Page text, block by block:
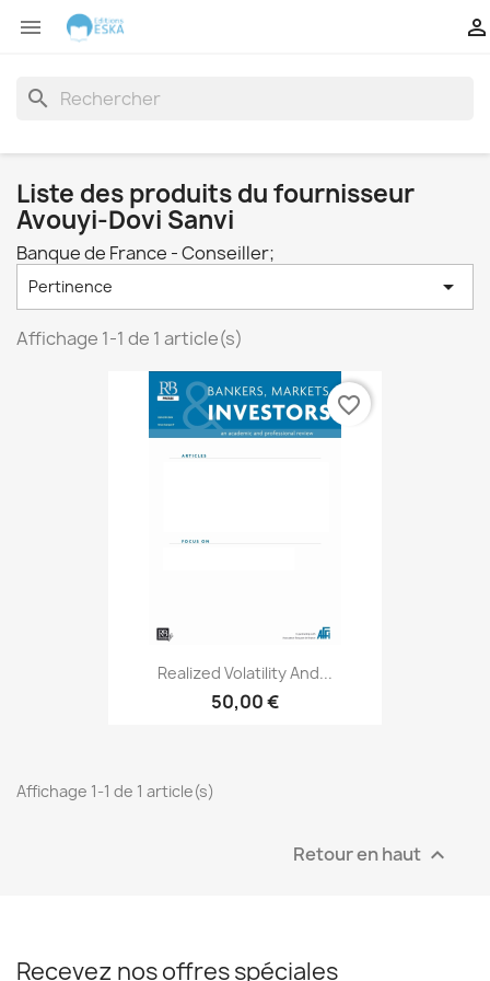
 
search
Liste des produits du fournisseur
Avouyi-Dovi Sanvi
Banque de France - Conseiller;
Pertinence 
Affichage 1-1 de 1 article(s)
Realized Volatility And...
50,00 €
favorite_border
Affichage 1-1 de 1 article(s)
Retour en haut 
Recevez nos offres spéciales